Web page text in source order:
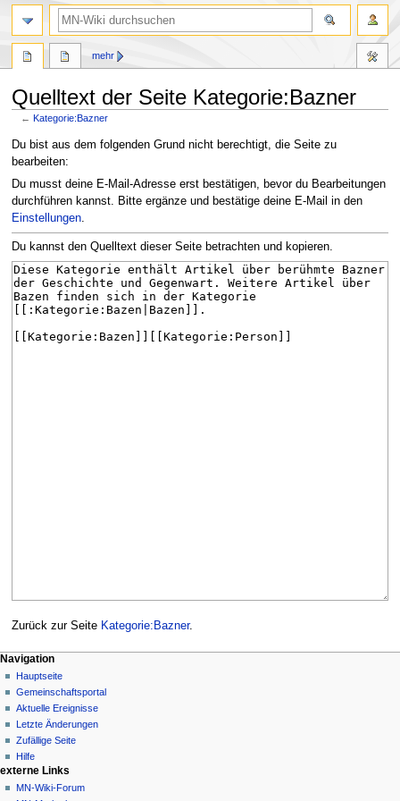
Quelltext der Seite Kategorie:Bazner
←Kategorie:Bazner
Zur
Navigation
springen
Zur
Suche
springen
Du bist aus dem folgenden Grund nicht berechtigt, die Seite zu
bearbeiten:
Du musst deine E-Mail-Adresse erst bestätigen, bevor du Bearbeitungen
durchführen kannst. Bitte ergänze und bestätige deine E-Mail in den
Einstellungen.
Du kannst den Quelltext dieser Seite betrachten und kopieren.
Zurück zur Seite Kategorie:Bazner.
Navigationsmenü
Seitenaktionen
Kategorie
Diskussion
Lesen
Quelltext
anzeigen
Versionsgeschichte
mehr
Meine Werkzeuge
Nicht
angemeldet
Diskussionsseite
Beiträge
Anmelden
Navigation
Hauptseite
Gemeinschafts­portal
Aktuelle Ereignisse
Letzte Änderungen
Zufällige Seite
Hilfe
Suche
externe Links
MN-Wiki-Forum